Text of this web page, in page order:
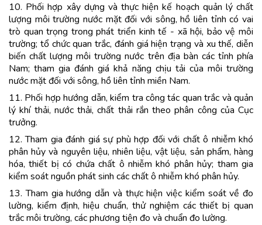
10. Phối hợp xây dựng và thực hiện kế hoạch quản lý chất
lượng môi trường nước mặt đối với sông, hồ liên tỉnh có vai
trò quan trọng trong phát triển kinh tế - xã hội, bảo vệ môi
trường; tổ chức quan trắc, đánh giá hiện trạng và xu thế, diễn
biến chất lượng môi trường nước trên địa bàn các tỉnh phía
Nam; tham gia đánh giá khả năng chịu tải của môi trường
nước mặt đối với sông, hồ liên tỉnh miền Nam.
11. Phối hợp hướng dẫn, kiểm tra công tác quan trắc và quản
lý khí thải, nước thải, chất thải rắn theo phân công của Cục
trưởng.
12. Tham gia đánh giá sự phù hợp đối với chất ô nhiễm khó
phân hủy và nguyên liệu, nhiên liệu, vật liệu, sản phẩm, hàng
hóa, thiết bị có chứa chất ô nhiễm khó phân hủy; tham gia
kiểm soát nguồn phát sinh các chất ô nhiễm khó phân hủy.
13. Tham gia hướng dẫn và thực hiện việc kiểm soát về đo
lường, kiểm định, hiệu chuẩn, thử nghiệm các thiết bị quan
trắc môi trường, các phương tiện đo và chuẩn đo lường.